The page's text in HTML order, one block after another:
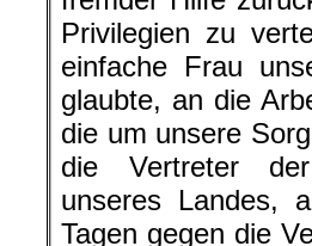
Privilegien zu
einfache Frau
glaubte, an die
die um unsere
die Vertreter der
unseres Landes,
Tagen gegen die